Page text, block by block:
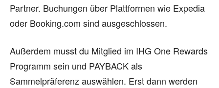
Partner. Buchungen über Plattformen wie Expedia
oder Booking.com sind ausgeschlossen.
Außerdem musst du Mitglied im IHG One Rewards
Programm sein und PAYBACK als
Sammelpräferenz auswählen. Erst dann werden